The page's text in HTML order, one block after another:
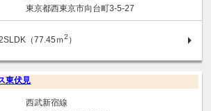
東京都西東京市向台町3-5-27
（77.45ｍ2 ）
東伏見
西武新宿線